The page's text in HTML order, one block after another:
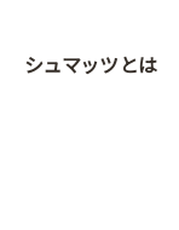
シュマッツとは